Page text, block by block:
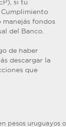
si tu
manejás fondos
del Banco.
de haber
descargar la
que
pesos uruguayos o